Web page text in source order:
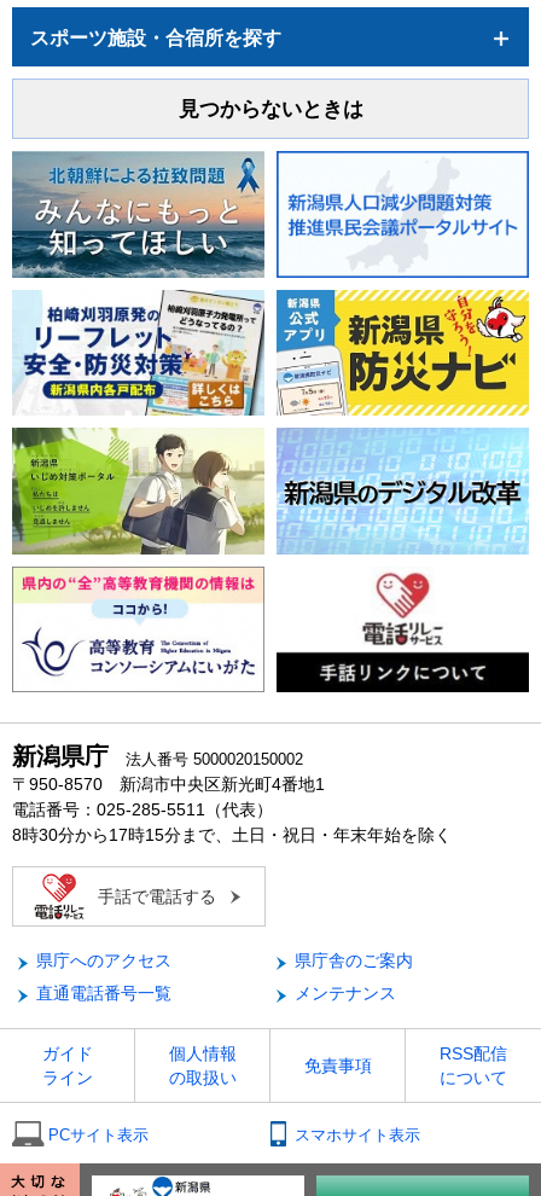
スポーツ施設・合宿所を探す
見つからないときは
新潟県庁 法人番号 5000020150002
〒950-8570 新潟市中央区新光町4番地1
電話番号：025-285-5511（代表）
8時30分から17時15分まで、土日・祝日・年末年始を除く
手話で電話する
県庁へのアクセス
県庁舎のご案内
直通電話番号一覧
メンテナンス
ガイド
ライン
個人情報
の取扱い
免責事項
RSS配信
について
PCサイト表示 スマホサイト表示